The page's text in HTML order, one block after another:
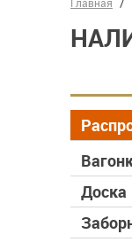
Главная
Доска